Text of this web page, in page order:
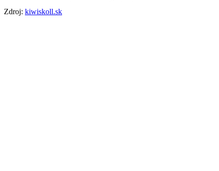
Zdroj: kiwiskoll.sk